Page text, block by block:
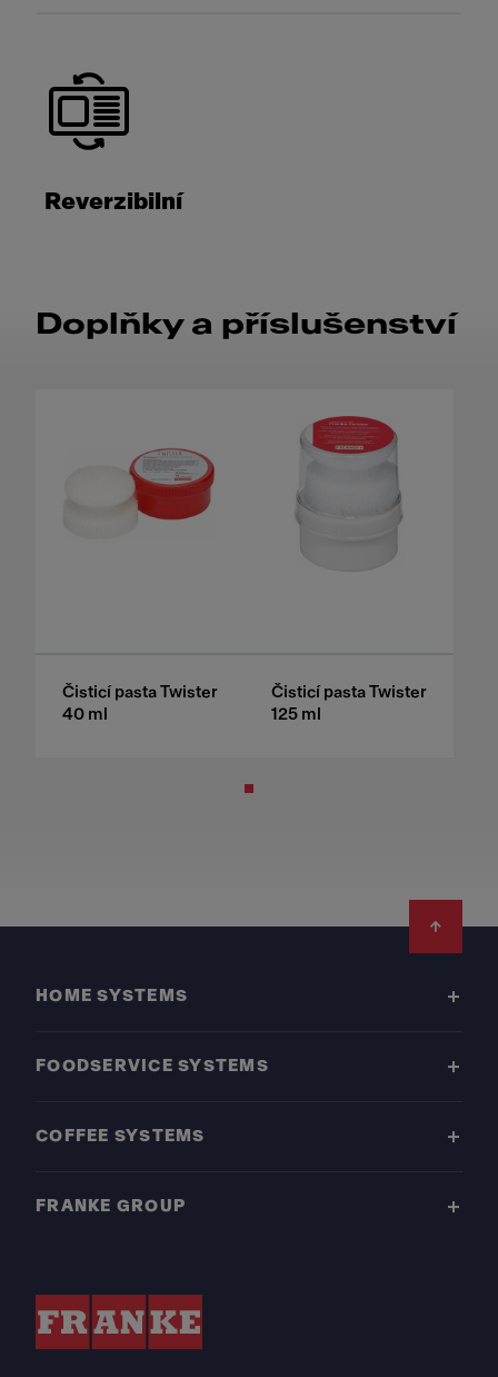
Reverzibilní
Doplňky a příslušenství
Čisticí pasta Twister
40 ml
Čisticí pasta Twister
125 ml
HOME SYSTEMS
FOODSERVICE SYSTEMS
COFFEE SYSTEMS
FRANKE GROUP